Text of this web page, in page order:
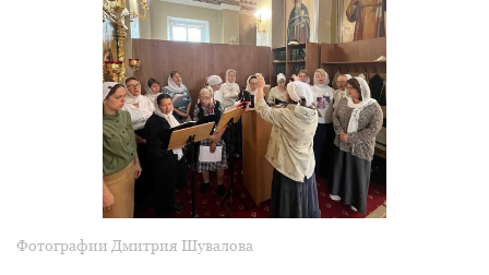
Фотографии Дмитрия Шувалова